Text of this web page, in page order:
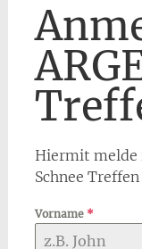
Hiermit melde
Schnee Treffen
Vorname *